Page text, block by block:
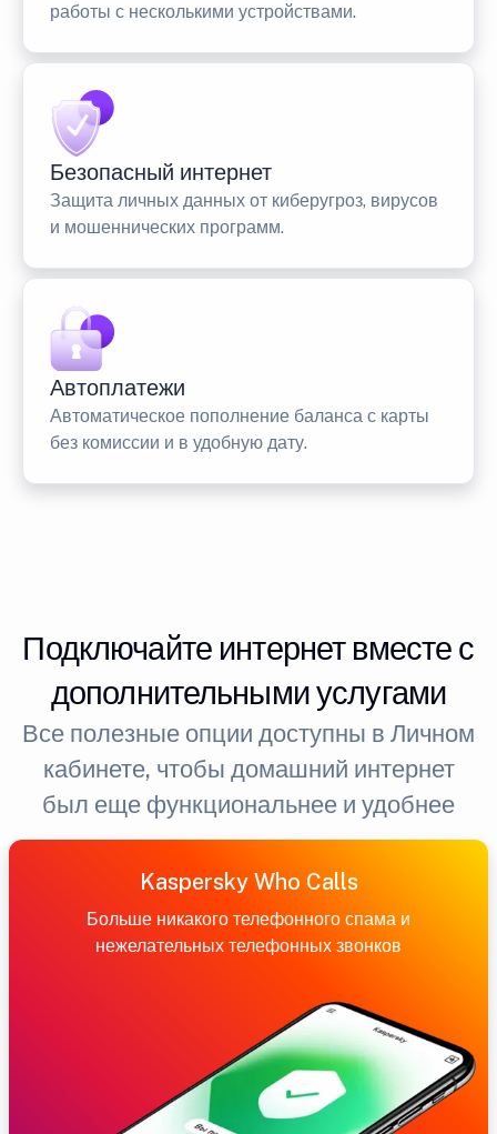
работы с несколькими устройствами.
Безопасный интернет
Защита личных данных от киберугроз, вирусов
и мошеннических программ.
Автоплатежи
Автоматическое пополнение баланса с карты
без комиссии и в удобную дату.
Подключайте интернет вместе с
дополнительными услугами
Все полезные опции доступны в Личном
кабинете, чтобы домашний интернет
был еще функциональнее и удобнее
Kaspersky Who Calls
Больше никакого телефонного спама и
нежелательных телефонных звонков